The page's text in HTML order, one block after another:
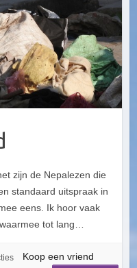
zijn de Nepalezen die
standaard uitspraak in
eens. Ik hoor vaak
tot lang…
Koop een vriend